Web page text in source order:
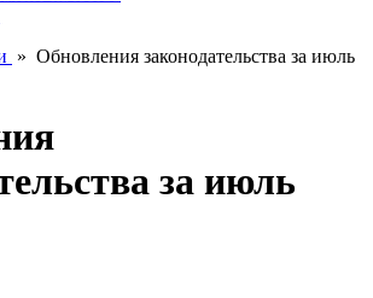
» Обновления законодательства за июль
за июль